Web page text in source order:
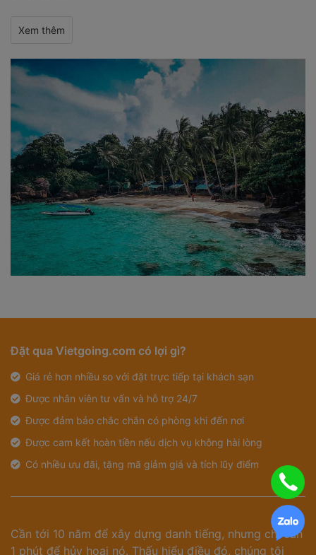
Xem thêm
Đặt qua Vietgoing.com có lợi gì?
Giá rẻ hơn nhiều so với đặt trực tiếp tại khách sạn
Được nhân viên tư vấn và hỗ trợ 24/7
Được đảm bảo chắc chắn có phòng khi đến nơi
Được cam kết hoàn tiền nếu dịch vụ không hài lòng
Có nhiều ưu đãi, tặng mã giảm giá và tích lũy điểm
Cần tới 10 năm để xây dựng danh tiếng, nhưng chỉ cần
1 phút để hủy hoại nó. Thấu hiểu điều đó, chúng tôi